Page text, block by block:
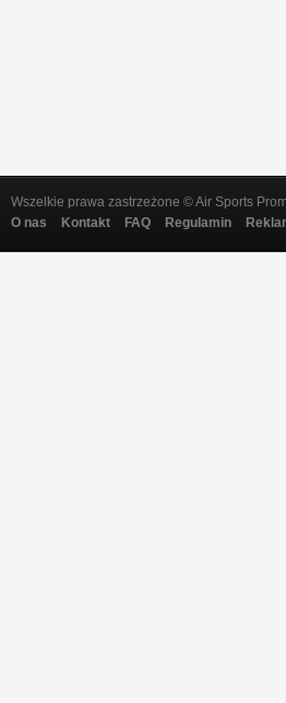
Wszelkie prawa zastrzeżone © Air Sports
O nas
Kontakt FAQ Regulamin